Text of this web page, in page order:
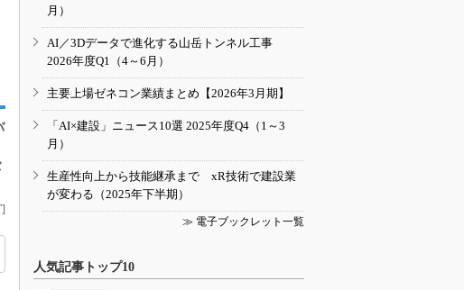
]
月）
AI／3Dデータで進化する山岳トンネル工事
2026年度Q1（4～6月）
主要上場ゼネコン業績まとめ【2026年3月期】
「AI×建設」ニュース10選 2025年度Q4（1～3
月）
生産性向上から技能継承まで xR技術で建設業
が変わる（2025年下半期）
≫ 電子ブックレット一覧
人気記事トップ10